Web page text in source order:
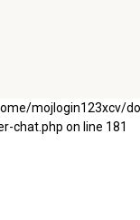
chat.php on line 181